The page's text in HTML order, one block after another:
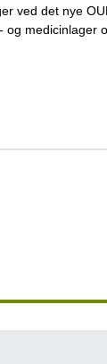
ved det nye
og medicinlager